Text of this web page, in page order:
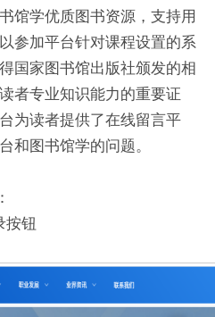
馆学优质图书资源，支持用
参加平台针对课程设置的系
国家图书馆出版社颁发的相
者专业知识能力的重要证
为读者提供了在线留言平
和图书馆学的问题。
按钮